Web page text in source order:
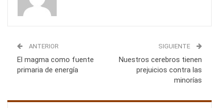
ANTERIOR
El magma como fuente
primaria de energía
SIGUIENTE
Nuestros cerebros tienen
prejuicios contra las
minorías